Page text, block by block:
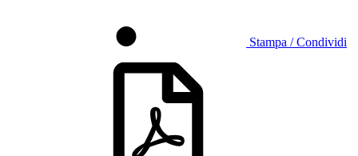
Stampa / Condividi